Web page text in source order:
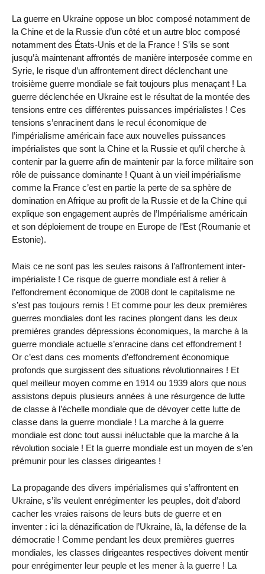
La guerre en Ukraine oppose un bloc composé notamment de
la Chine et de la Russie d’un côté et un autre bloc composé
notamment des États-Unis et de la France ! S’ils se sont
jusqu’à maintenant affrontés de manière interposée comme en
Syrie, le risque d’un affrontement direct déclenchant une
troisième guerre mondiale se fait toujours plus menaçant ! La
guerre déclenchée en Ukraine est le résultat de la montée des
tensions entre ces différentes puissances impérialistes ! Ces
tensions s’enracinent dans le recul économique de
l’impérialisme américain face aux nouvelles puissances
impérialistes que sont la Chine et la Russie et qu’il cherche à
contenir par la guerre afin de maintenir par la force militaire son
rôle de puissance dominante ! Quant à un vieil impérialisme
comme la France c’est en partie la perte de sa sphère de
domination en Afrique au profit de la Russie et de la Chine qui
explique son engagement auprès de l’Impérialisme américain
et son déploiement de troupe en Europe de l’Est (Roumanie et
Estonie).
Mais ce ne sont pas les seules raisons à l’affrontement inter-
impérialiste ! Ce risque de guerre mondiale est à relier à
l’effondrement économique de 2008 dont le capitalisme ne
s’est pas toujours remis ! Et comme pour les deux premières
guerres mondiales dont les racines plongent dans les deux
premières grandes dépressions économiques, la marche à la
guerre mondiale actuelle s’enracine dans cet effondrement !
Or c’est dans ces moments d’effondrement économique
profonds que surgissent des situations révolutionnaires ! Et
quel meilleur moyen comme en 1914 ou 1939 alors que nous
assistons depuis plusieurs années à une résurgence de lutte
de classe à l’échelle mondiale que de dévoyer cette lutte de
classe dans la guerre mondiale ! La marche à la guerre
mondiale est donc tout aussi inéluctable que la marche à la
révolution sociale ! Et la guerre mondiale est un moyen de s’en
prémunir pour les classes dirigeantes !
La propagande des divers impérialismes qui s’affrontent en
Ukraine, s’ils veulent enrégimenter les peuples, doit d’abord
cacher les vraies raisons de leurs buts de guerre et en
inventer : ici la dénazification de l’Ukraine, là, la défense de la
démocratie ! Comme pendant les deux premières guerres
mondiales, les classes dirigeantes respectives doivent mentir
pour enrégimenter leur peuple et les mener à la guerre ! La